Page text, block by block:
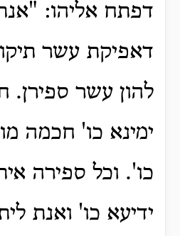
דפתח אליהו:
דאפיקת עשר
להון עשר ספירן.
ימינא כו' חכמה
כו'. וכל ספירה
ידיעא כו' ואנת